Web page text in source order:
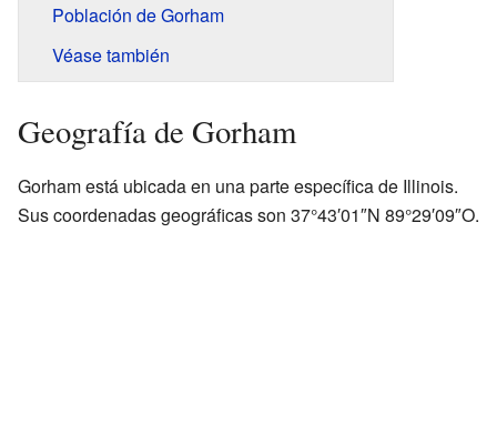
Población de Gorham
Véase también
Geografía de Gorham
Gorham está ubicada en una parte específica de Illinois.
Sus coordenadas geográficas son 37°43′01″N 89°29′09″O.